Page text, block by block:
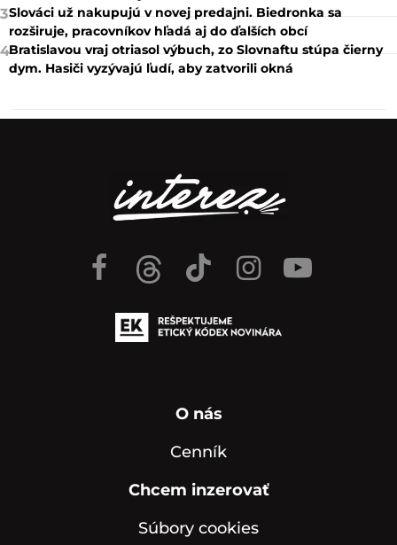
3Slováci už nakupujú v novej predajni. Biedronka sa
rozširuje, pracovníkov hľadá aj do ďalších obcí
4Bratislavou vraj otriasol výbuch, zo Slovnaftu stúpa čierny
dym. Hasiči vyzývajú ľudí, aby zatvorili okná
O nás
Cenník
Chcem inzerovať
Súbory cookies